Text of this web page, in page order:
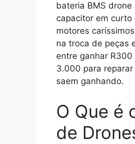
bateria BMS
capacitor em
motores
na troca de peças
entre ganhar R300
3.000 para
saem ganhando.
O Que é
de